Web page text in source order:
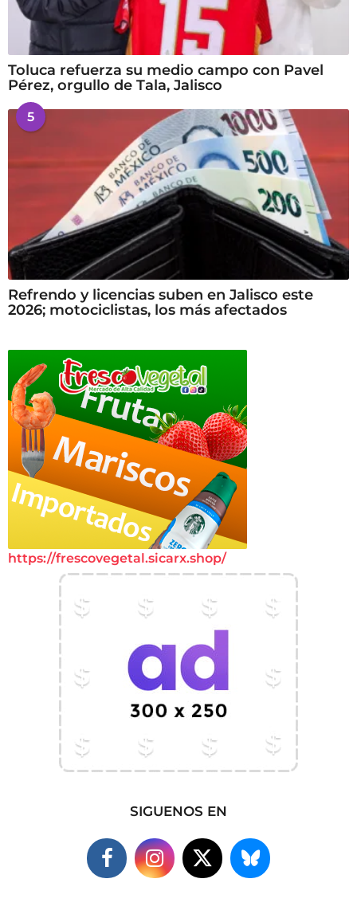
Toluca refuerza su medio campo con Pavel
Pérez, orgullo de Tala, Jalisco
5
Refrendo y licencias suben en Jalisco este
2026; motociclistas, los más afectados
https://frescovegetal.sicarx.shop/
SIGUENOS EN